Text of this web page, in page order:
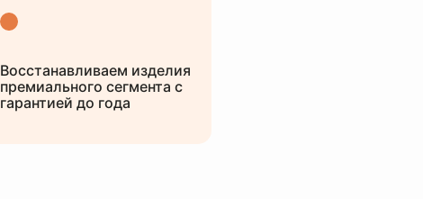
Восстанавливаем изделия
премиального сегмента с
гарантией до года